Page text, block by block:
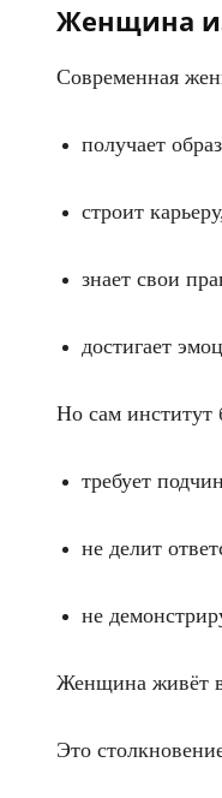
Женщина
Современная
получает
строит карьеру,
знает свои
достигает
Но сам институт
требует
не делит
не
Женщина живёт в
Это